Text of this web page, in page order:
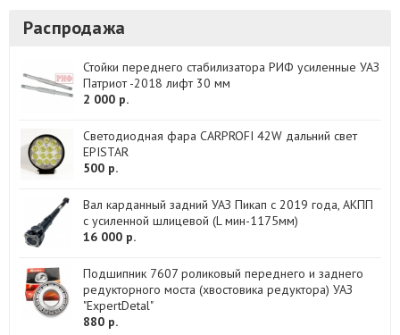
Распродажа
Стойки переднего стабилизатора РИФ усиленные УАЗ
Патриот -2018 лифт 30 мм
2 000 р.
Светодиодная фара CARPROFI 42W дальний свет
EPISTAR
500 р.
Вал карданный задний УАЗ Пикап с 2019 года, АКПП
с усиленной шлицевой (L мин-1175мм)
16 000 р.
Подшипник 7607 роликовый переднего и заднего
редукторного моста (хвостовика редуктора) УАЗ
"ExpertDetal"
880 р.